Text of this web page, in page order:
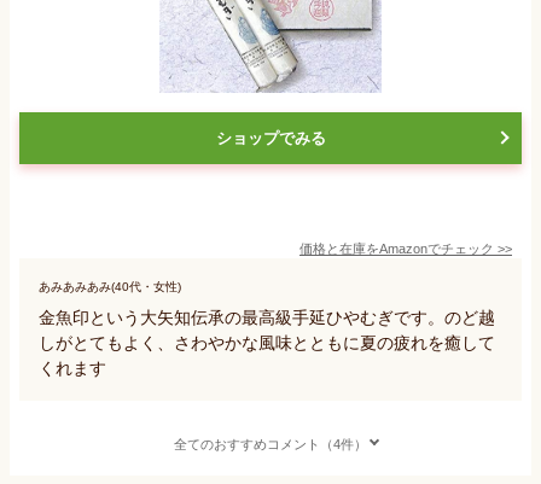
ショップでみる
価格と在庫をAmazonでチェック >>
あみあみあみ(40代・女性)
金魚印という大矢知伝承の最高級手延ひやむぎです。のど越
しがとてもよく、さわやかな風味とともに夏の疲れを癒して
くれます
全てのおすすめコメント（4件）